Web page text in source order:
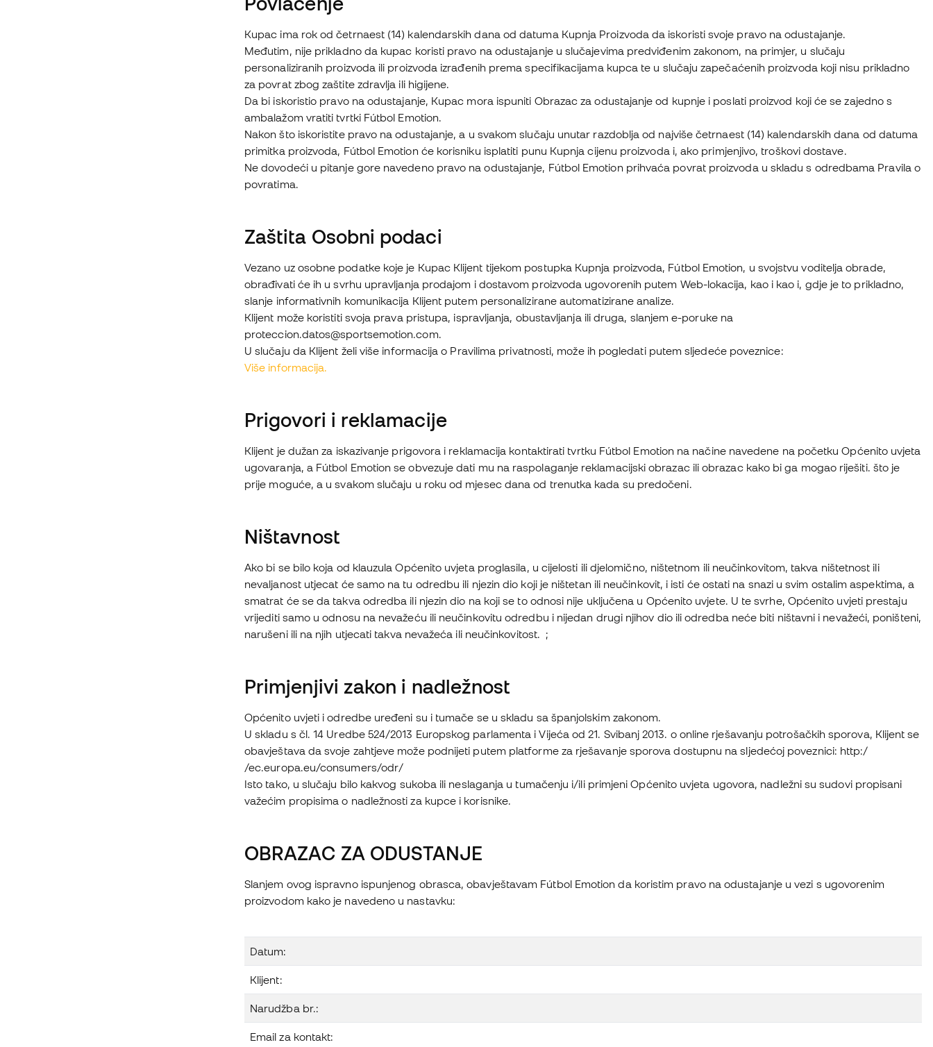
Kupac ima rok od četrnaest (14) kalendarskih dana od datuma Kupnja Proizvoda da iskoristi svoje pravo na odustajanje.
Međutim, nije prikladno da kupac koristi pravo na odustajanje u slučajevima predviđenim zakonom, na primjer, u slučaju
personaliziranih proizvoda ili proizvoda izrađenih prema specifikacijama kupca te u slučaju zapečaćenih proizvoda koji nisu prikladno
za povrat zbog zaštite zdravlja ili higijene.
Da bi iskoristio pravo na odustajanje, Kupac mora ispuniti Obrazac za odustajanje od kupnje i poslati proizvod koji će se zajedno s
ambalažom vratiti tvrtki Fútbol Emotion.
Nakon što iskoristite pravo na odustajanje, a u svakom slučaju unutar razdoblja od najviše četrnaest (14) kalendarskih dana od datuma
primitka proizvoda, Fútbol Emotion će korisniku isplatiti punu Kupnja cijenu proizvoda i, ako primjenjivo, troškovi dostave.
Ne dovodeći u pitanje gore navedeno pravo na odustajanje, Fútbol Emotion prihvaća povrat proizvoda u skladu s odredbama Pravila o
povratima.
Zaštita Osobni podaci
Vezano uz osobne podatke koje je Kupac Klijent tijekom postupka Kupnja proizvoda, Fútbol Emotion, u svojstvu voditelja obrade,
obrađivati će ih u svrhu upravljanja prodajom i dostavom proizvoda ugovorenih putem Web-lokacija, kao i kao i, gdje je to prikladno,
slanje informativnih komunikacija Klijent putem personalizirane automatizirane analize.
Klijent može koristiti svoja prava pristupa, ispravljanja, obustavljanja ili druga, slanjem e-poruke na
proteccion.datos@sportsemotion.com.
U slučaju da Klijent želi više informacija o Pravilima privatnosti, može ih pogledati putem sljedeće poveznice:
Više informacija.
Prigovori i reklamacije
Klijent je dužan za iskazivanje prigovora i reklamacija kontaktirati tvrtku Fútbol Emotion na načine navedene na početku Općenito uvjeta
ugovaranja, a Fútbol Emotion se obvezuje dati mu na raspolaganje reklamacijski obrazac ili obrazac kako bi ga mogao riješiti. što je
prije moguće, a u svakom slučaju u roku od mjesec dana od trenutka kada su predočeni.
Ništavnost
Ako bi se bilo koja od klauzula Općenito uvjeta proglasila, u cijelosti ili djelomično, ništetnom ili neučinkovitom, takva ništetnost ili
nevaljanost utjecat će samo na tu odredbu ili njezin dio koji je ništetan ili neučinkovit, i isti će ostati na snazi u svim ostalim aspektima, a
smatrat će se da takva odredba ili njezin dio na koji se to odnosi nije uključena u Općenito uvjete. U te svrhe, Općenito uvjeti prestaju
vrijediti samo u odnosu na nevažeću ili neučinkovitu odredbu i nijedan drugi njihov dio ili odredba neće biti ništavni i nevažeći, poništeni,
narušeni ili na njih utjecati takva nevažeća ili neučinkovitost. ;
Primjenjivi zakon i nadležnost
Općenito uvjeti i odredbe uređeni su i tumače se u skladu sa španjolskim zakonom.
U skladu s čl. 14 Uredbe 524/2013 Europskog parlamenta i Vijeća od 21. Svibanj 2013. o online rješavanju potrošačkih sporova, Klijent se
obavještava da svoje zahtjeve može podnijeti putem platforme za rješavanje sporova dostupnu na sljedećoj poveznici: http:/
/ec.europa.eu/consumers/odr/
Isto tako, u slučaju bilo kakvog sukoba ili neslaganja u tumačenju i/ili primjeni Općenito uvjeta ugovora, nadležni su sudovi propisani
važećim propisima o nadležnosti za kupce i korisnike.
OBRAZAC ZA ODUSTANJE
Slanjem ovog ispravno ispunjenog obrasca, obavještavam Fútbol Emotion da koristim pravo na odustajanje u vezi s ugovorenim
proizvodom kako je navedeno u nastavku:
Datum:
Klijent:
Narudžba br.:
Email za kontakt: